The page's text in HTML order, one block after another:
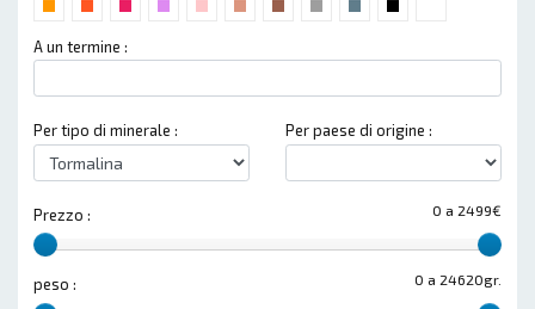
A un termine :
Per tipo di minerale : Per paese di origine :
0 a 2499€
Prezzo :
0 a 24620gr.
peso :